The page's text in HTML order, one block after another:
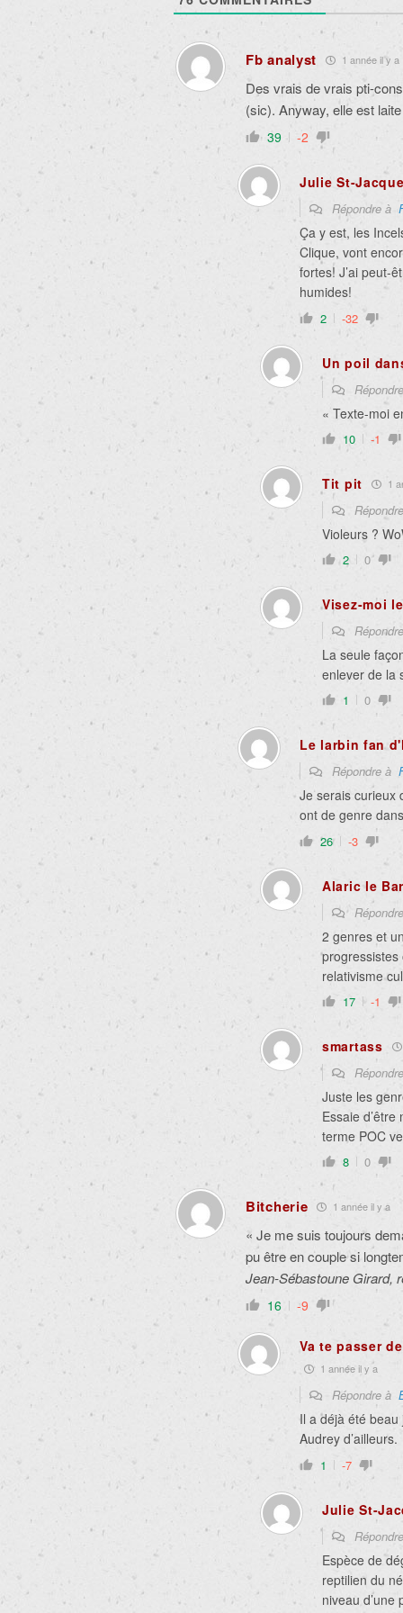
Fb analyst 1 année il y a
Des vrais de vrais pti-
(sic). Anyway, elle est
39 -2
Julie St-
Répondre à
Ça y est, les
Clique, vont
fortes! J’ai peut-
humides!
2 -32
Un poil
« Texte-moi
10 -1
Tit pit 1
Violeurs ?
2 0
Visez-moi
La seule
enlever de la
1 0
Le larbin fan
Répondre à
Je serais curieux
ont de genre
26 -3
Alaric le
2 genres et
progressistes
relativisme
17 -1
smartass
Juste les
Essaie
terme POC
8 0
Bitcherie 1 année il y a
« Je me suis toujours
pu être en couple si
Jean-Sébastoune Girard,
16 -9
Va te passer
1 année il y a
Répondre à
Il a déjà été beau
Audrey d’ailleurs.
1 -7
Julie St-
Espèce de
reptilien du
niveau d’une